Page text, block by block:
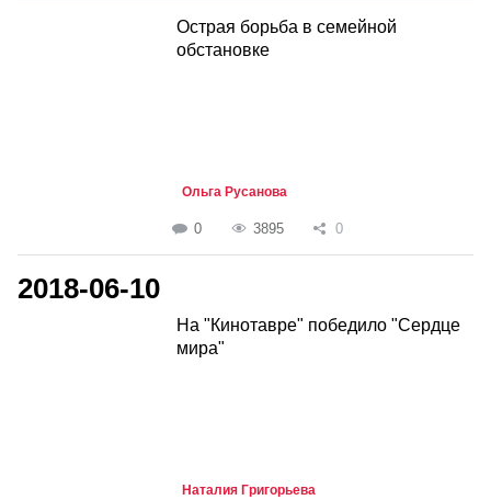
Острая борьба в семейной
обстановке
Ольга Русанова
0 3895 0
2018-06-10
На "Кинотавре" победило "Сердце
мира"
Наталия Григорьева